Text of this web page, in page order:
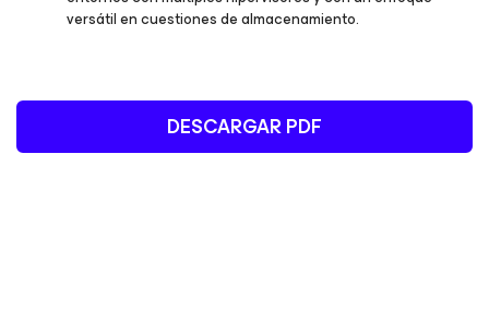
versátil en cuestiones de almacenamiento.
DESCARGAR PDF